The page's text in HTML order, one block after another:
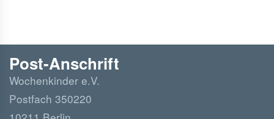
Post-Anschrift
Wochenkinder e.V.
Postfach 350220